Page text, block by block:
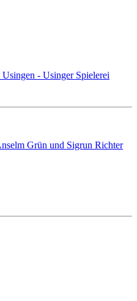
Grün und Sigrun Richter